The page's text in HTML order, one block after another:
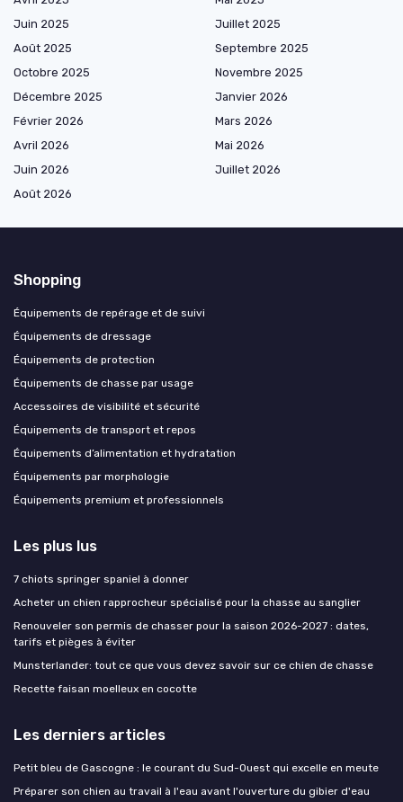
Juin 2025
Juillet 2025
Août 2025
Septembre 2025
Octobre 2025
Novembre 2025
Décembre 2025
Janvier 2026
Février 2026
Mars 2026
Avril 2026
Mai 2026
Juin 2026
Juillet 2026
Août 2026
Shopping
Équipements de repérage et de suivi
Équipements de dressage
Équipements de protection
Équipements de chasse par usage
Accessoires de visibilité et sécurité
Équipements de transport et repos
Équipements d’alimentation et hydratation
Équipements par morphologie
Équipements premium et professionnels
Les plus lus
7 chiots springer spaniel à donner
Acheter un chien rapprocheur spécialisé pour la chasse au sanglier
Renouveler son permis de chasser pour la saison 2026-2027 : dates,
tarifs et pièges à éviter
Munsterlander: tout ce que vous devez savoir sur ce chien de chasse
Recette faisan moelleux en cocotte
Les derniers articles
Petit bleu de Gascogne : le courant du Sud-Ouest qui excelle en meute
Préparer son chien au travail à l'eau avant l'ouverture du gibier d'eau